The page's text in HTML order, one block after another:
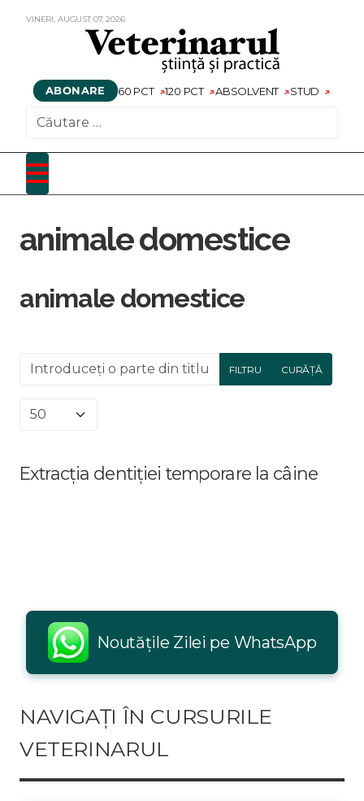
VINERI, AUGUST07,2026
ABONARE 60 PCT 120 PCT ABSOLVENT STUD
animale domestice
animale domestice
Introduceți o parte din titlu. FILTRU CURĂȚĂ
Afișare #
Extracția dentiției temporare la câine
Noutățile Zilei pe WhatsApp
NAVIGAȚI ÎN CURSURILE
VETERINARUL